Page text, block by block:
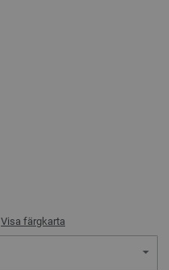
Visa färgkarta